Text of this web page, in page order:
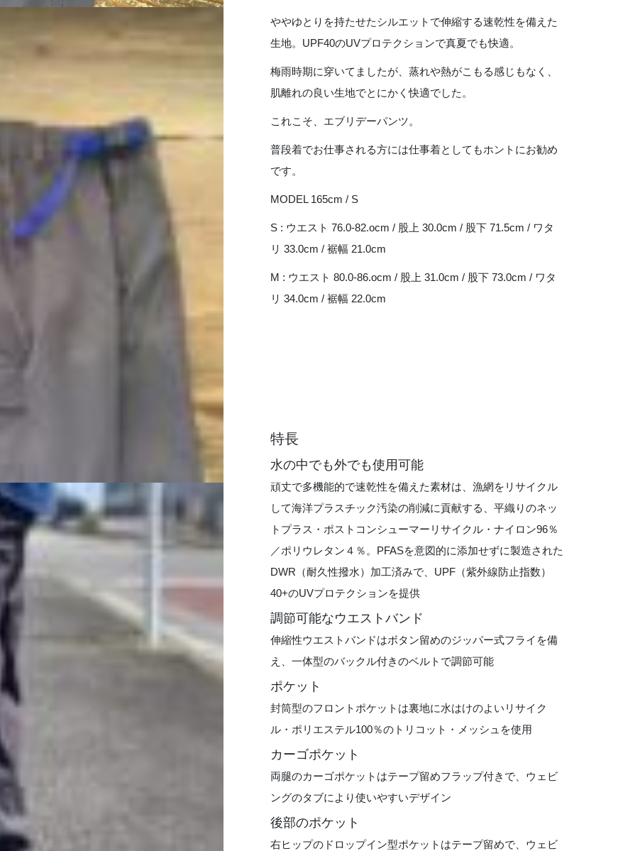
ややゆとりを持たせたシルエットで伸縮する速乾性を備えた
生地。UPF40のUVプロテクションで真夏でも快適。
梅雨時期に穿いてましたが、蒸れや熱がこもる感じもなく、
肌離れの良い生地でとにかく快適でした。
これこそ、エブリデーパンツ。
普段着でお仕事される方には仕事着としてもホントにお勧め
です。
MODEL 165cm / S
S : ウエスト 76.0-82.ocm / 股上 30.0cm / 股下 71.5cm / ワタ
リ 33.0cm / 裾幅 21.0cm
M : ウエスト 80.0-86.ocm / 股上 31.0cm / 股下 73.0cm / ワタ
リ 34.0cm / 裾幅 22.0cm
特長
水の中でも外でも使用可能
頑丈で多機能的で速乾性を備えた素材は、漁網をリサイクル
して海洋プラスチック汚染の削減に貢献する、平織りのネッ
トプラス・ポストコンシューマーリサイクル・ナイロン96％
／ポリウレタン４％。PFASを意図的に添加せずに製造された
DWR（耐久性撥水）加工済みで、UPF（紫外線防止指数）
40+のUVプロテクションを提供
調節可能なウエストバンド
伸縮性ウエストバンドはボタン留めのジッパー式フライを備
え、一体型のバックル付きのベルトで調節可能
ポケット
封筒型のフロントポケットは裏地に水はけのよいリサイク
ル・ポリエステル100％のトリコット・メッシュを使用
カーゴポケット
両腿のカーゴポケットはテープ留めフラップ付きで、ウェビ
ングのタブにより使いやすいデザイン
後部のポケット
右ヒップのドロップイン型ポケットはテープ留めで、ウェビ